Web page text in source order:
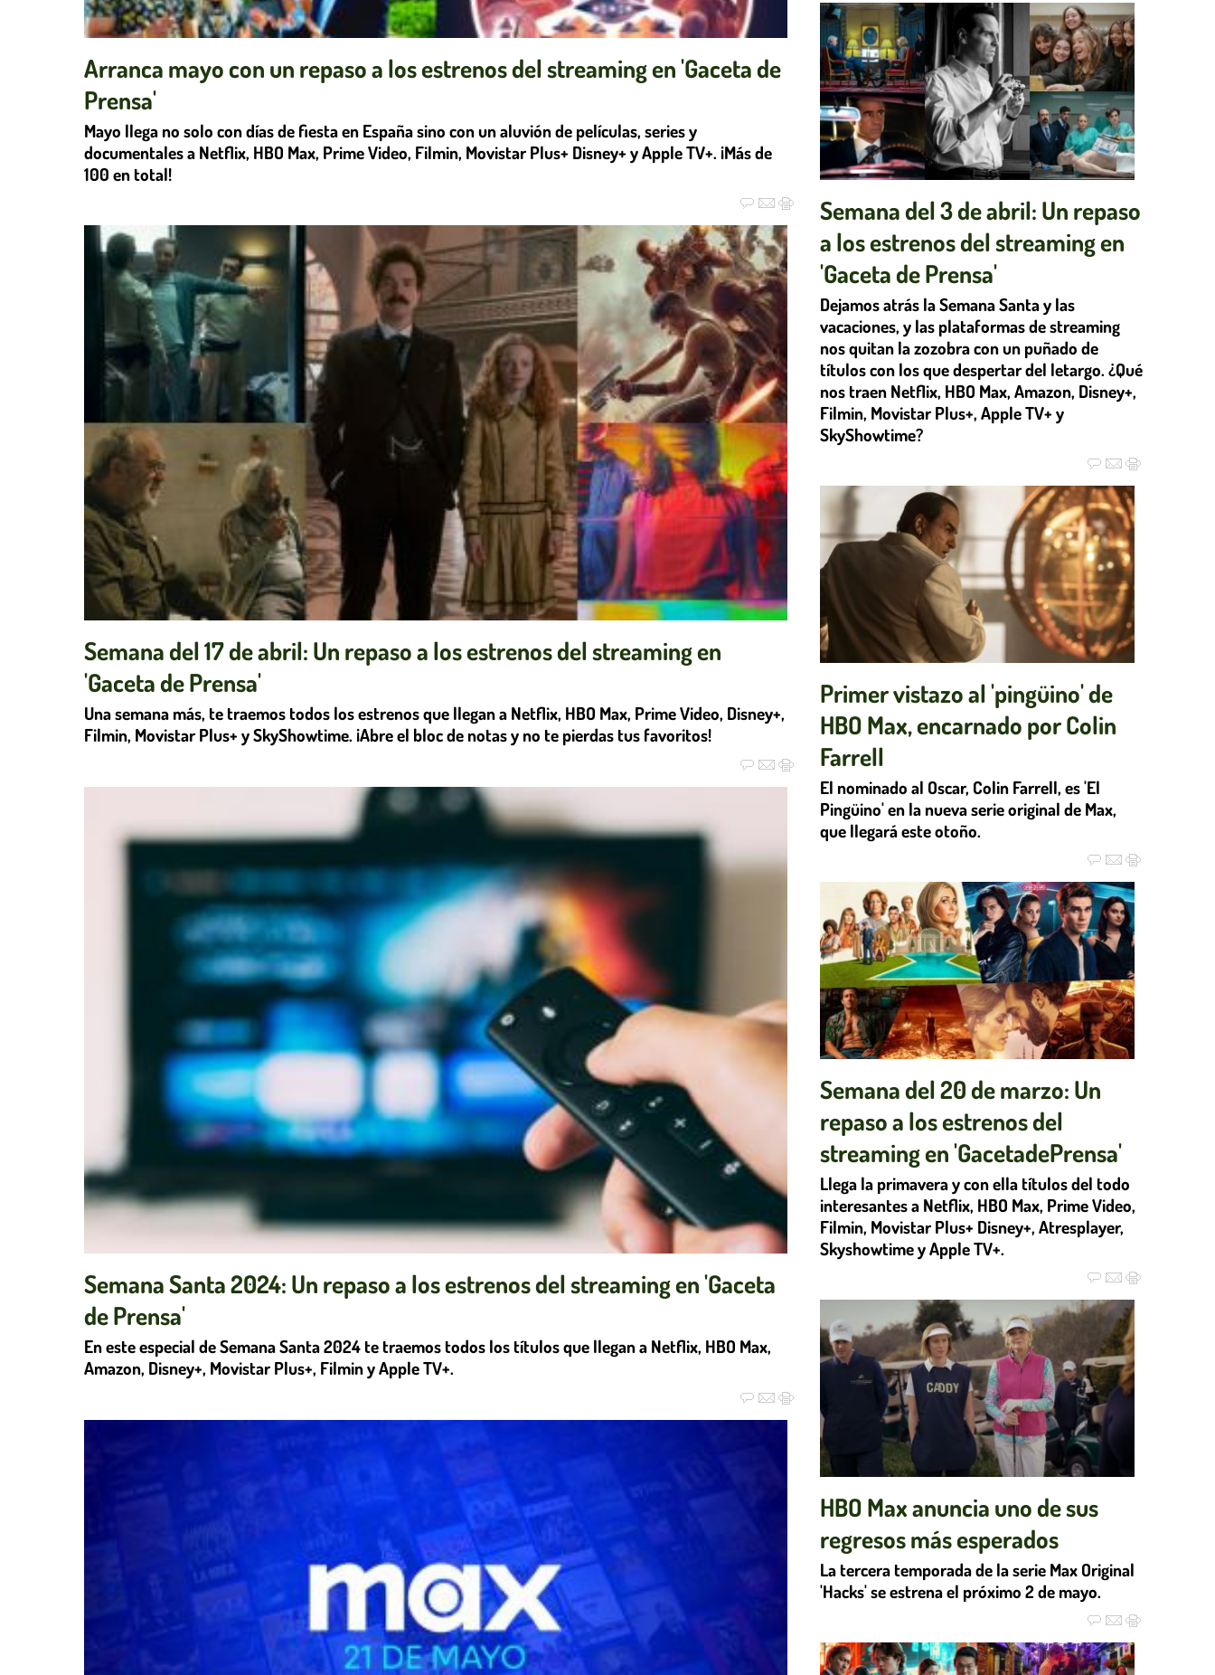
Arranca mayo con un repaso a los estrenos del streaming en 'Gaceta de
Prensa'
Mayo llega no solo con días de fiesta en España sino con un aluvión de películas, series y
documentales a Netflix, HBO Max, Prime Video, Filmin, Movistar Plus+ Disney+ y Apple TV+. ¡Más de
100 en total!
Semana del 17 de abril: Un repaso a los estrenos del streaming en
'Gaceta de Prensa'
Una semana más, te traemos todos los estrenos que llegan a Netflix, HBO Max, Prime Video, Disney+,
Filmin, Movistar Plus+ y SkyShowtime. ¡Abre el bloc de notas y no te pierdas tus favoritos!
Semana Santa 2024: Un repaso a los estrenos del streaming en 'Gaceta
de Prensa'
En este especial de Semana Santa 2024 te traemos todos los títulos que llegan a Netflix, HBO Max,
Amazon, Disney+, Movistar Plus+, Filmin y Apple TV+.
Semana del 3 de abril: Un repaso
a los estrenos del streaming en
'Gaceta de Prensa'
Dejamos atrás la Semana Santa y las
vacaciones, y las plataformas de streaming
nos quitan la zozobra con un puñado de
títulos con los que despertar del letargo. ¿Qué
nos traen Netflix, HBO Max, Amazon, Disney+,
Filmin, Movistar Plus+, Apple TV+ y
SkyShowtime?
Primer vistazo al 'pingüino' de
HBO Max, encarnado por Colin
Farrell
El nominado al Oscar, Colin Farrell, es 'El
Pingüino' en la nueva serie original de Max,
que llegará este otoño.
Semana del 20 de marzo: Un
repaso a los estrenos del
streaming en 'GacetadePrensa'
Llega la primavera y con ella títulos del todo
interesantes a Netflix, HBO Max, Prime Video,
Filmin, Movistar Plus+ Disney+, Atresplayer,
Skyshowtime y Apple TV+.
HBO Max anuncia uno de sus
regresos más esperados
La tercera temporada de la serie Max Original
'Hacks' se estrena el próximo 2 de mayo.